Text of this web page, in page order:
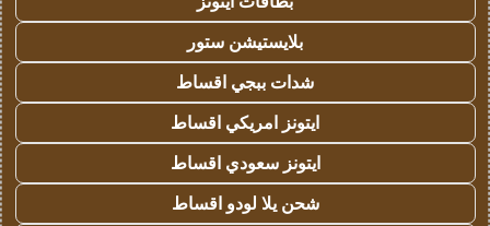
بلايستيشن ستور
شدات ببجي اقساط
ايتونز امريكي اقساط
ايتونز سعودي اقساط
شحن يلا لودو اقساط